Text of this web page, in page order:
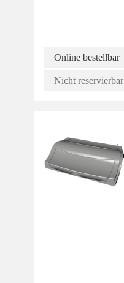
Online bestellbar
Nicht reservierbar